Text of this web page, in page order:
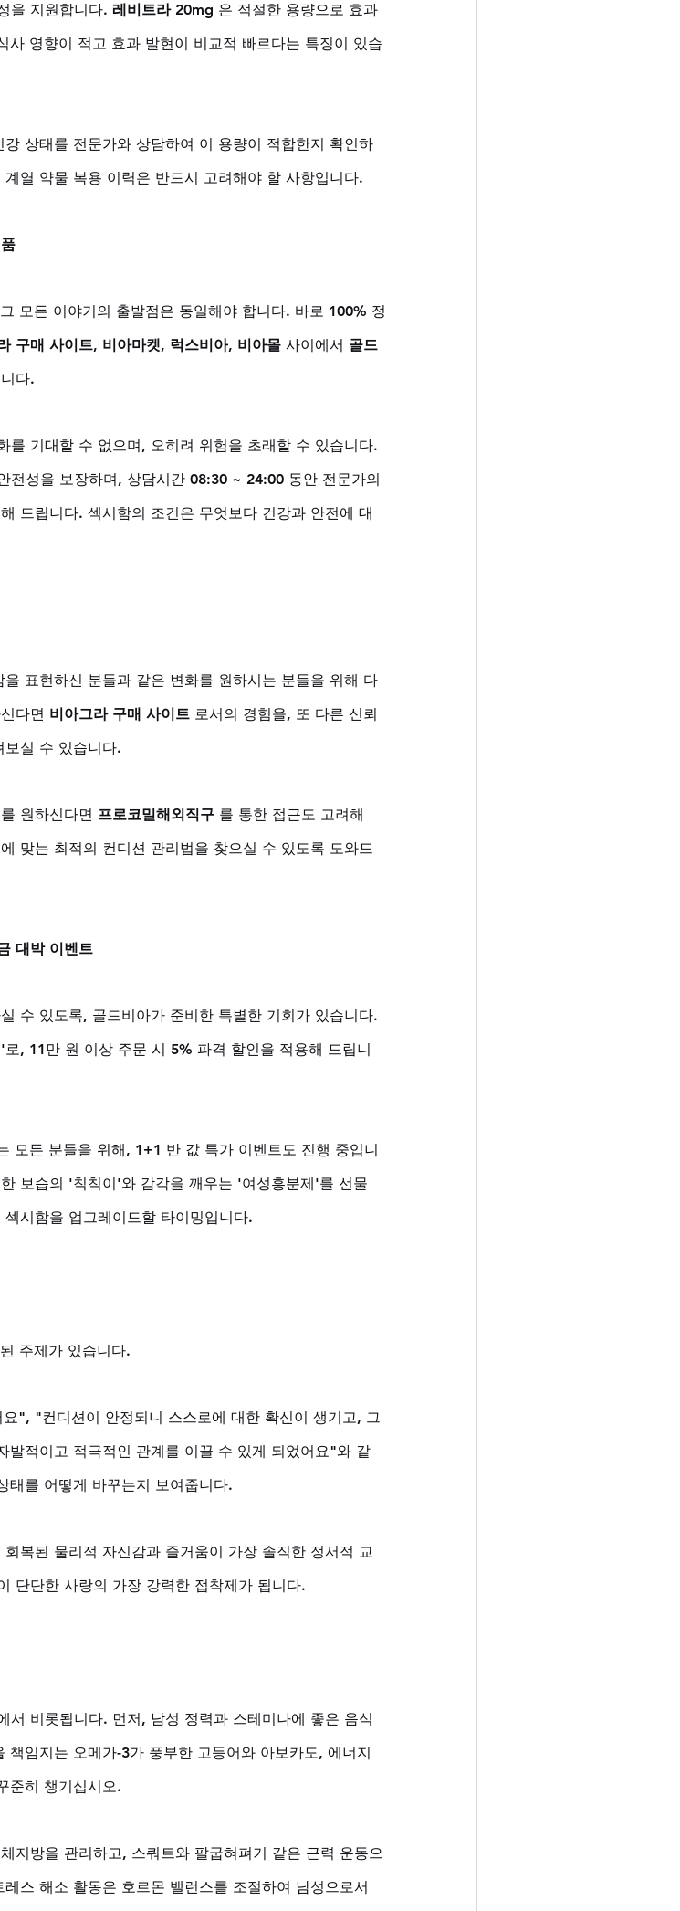
을 지원합니다. 레비트라 20mg 은 적절한 용량으로 효과
영향이 적고 효과 발현이 비교적 빠르다는 특징이 있습
상태를 전문가와 상담하여 이 용량이 적합한지 확인하
열 약물 복용 이력은 반드시 고려해야 할 사항입니다.
모든 이야기의 출발점은 동일해야 합니다. 바로 100% 정
구매 사이트, 비아마켓, 럭스비아, 비아몰 사이에서 골드
다.
를 기대할 수 없으며, 오히려 위험을 초래할 수 있습니다.
전성을 보장하며, 상담시간 08:30 ~ 24:00 동안 전문가의
드립니다. 섹시함의 조건은 무엇보다 건강과 안전에 대
을 표현하신 분들과 같은 변화를 원하시는 분들을 위해 다
다면 비아그라 구매 사이트 로서의 경험을, 또 다른 신뢰
보실 수 있습니다.
원하신다면 프로코밀해외직구 를 통한 접근도 고려해
맞는 최적의 컨디션 관리법을 찾으실 수 있도록 도와드
대박 이벤트
수 있도록, 골드비아가 준비한 특별한 기회가 있습니다.
, 11만 원 이상 주문 시 5% 파격 할인을 적용해 드립니
모든 분들을 위해, 1+1 반 값 특가 이벤트도 진행 중입니
보습의 '칙칙이'와 감각을 깨우는 '여성흥분제'를 선물
시함을 업그레이드할 타이밍입니다.
주제가 있습니다.
", "컨디션이 안정되니 스스로에 대한 확신이 생기고, 그
적이고 적극적인 관계를 이끌 수 있게 되었어요"와 같
태를 어떻게 바꾸는지 보여줍니다.
복된 물리적 자신감과 즐거움이 가장 솔직한 정서적 교
단단한 사랑의 가장 강력한 접착제가 됩니다.
서 비롯됩니다. 먼저, 남성 정력과 스테미나에 좋은 음식
임지는 오메가-3가 풍부한 고등어와 아보카도, 에너지
준히 챙기십시오.
지방을 관리하고, 스쿼트와 팔굽혀펴기 같은 근력 운동으
스 해소 활동은 호르몬 밸런스를 조절하여 남성으로서